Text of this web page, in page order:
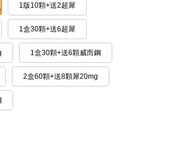
1版10顆+送2超犀
1盒30顆+送6超犀
1盒30顆+送6顆威而鋼
2盒60顆+送8顆犀20mg